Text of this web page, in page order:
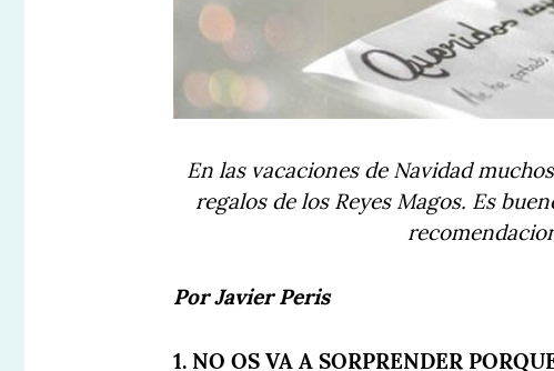
En las vacaciones de Navidad
regalos de los Reyes Magos. Es
Por Javier Peris
1. NO OS VA A SORPRENDER